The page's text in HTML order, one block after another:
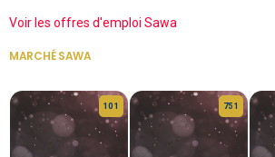
Voir les offres d'emploi Sawa
MARCHÉ SAWA
10 1 75 1